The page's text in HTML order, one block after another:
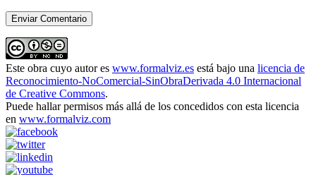
Este obra cuyo autor es www.formalviz.es está bajo una licencia de
Reconocimiento-NoComercial-SinObraDerivada 4.0 Internacional
de Creative Commons.
Puede hallar permisos más allá de los concedidos con esta licencia
en www.formalviz.com